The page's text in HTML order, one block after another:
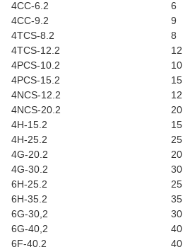
4CC-6.2 6
4CC-9.2
9
4TCS-8.2
8
4TCS-12.2
12
4PCS-10.2
10
4PCS-15.2
15
4NCS-12.2
12
4NCS-20.2
20
4H-15.2
15
4H-25.2
25
4G-20.2
20
4G-30.2
30
6H-25.2
25
6H-35.2
35
6G-30,2
30
6G-40,2
40
6F-40.2
40